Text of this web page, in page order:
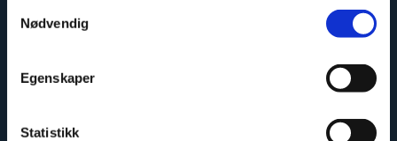
Nødvendig
Egenskaper
Statistikk